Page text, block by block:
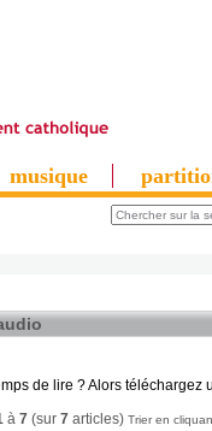
musique
de lire ? Alors téléchargez
à 7 (sur 7 articles) Trier en